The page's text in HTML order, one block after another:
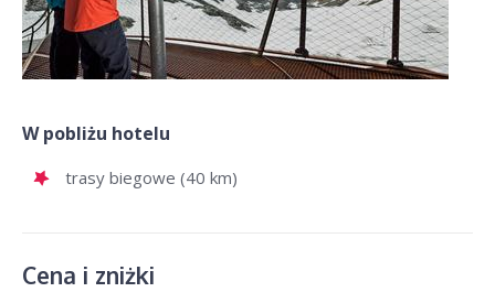
W pobliżu hotelu
trasy biegowe (40 km)
Cena i zniżki